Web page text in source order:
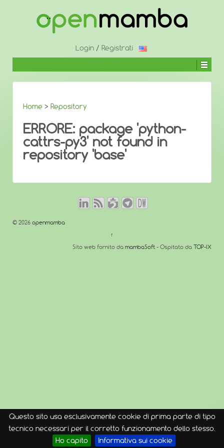
Questo sito usa esclusivamente cookie di prima parte di tipo
tecnico necessari per il corretto funzionamento dello stesso.
Ho capito
Informativa sui cookie
CONTENUTO
Login / Registrati
Home > Repository
ERRORE: package 'python-
cattrs-py3' not found in
repository 'base'
© 2026 openmamba
↑
Sito web fornito da mambaSoft - Ospitato da TOP-IX